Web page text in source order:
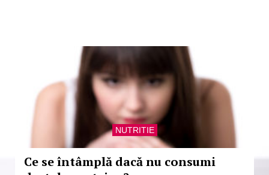
NUTRITIE
Ce se întâmplă dacă nu consumi